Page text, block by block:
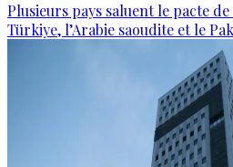
Plusieurs pays saluent le pacte
Türkiye, l’Arabie saoudite et le